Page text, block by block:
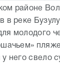
районе
в реке
молодого
него свело